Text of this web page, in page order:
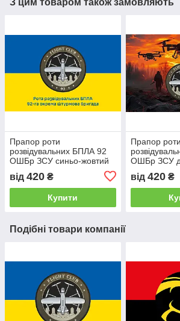
З цим товаром також замовляють
Прапор роти
розвідувальних БПЛА 92
ОШБр ЗСУ синьо-жовтий
від 420 ₴
Купити
Прапор роти
ОШБр ЗСУ
від 420₴
Подібні товари компанії